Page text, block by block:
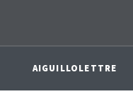
AIGUILLOLETTRE